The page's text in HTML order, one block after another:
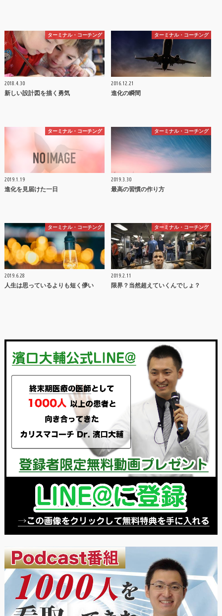
ターミナル・コーチング
2018.4.30
新しい設計図を描く勇気
ターミナル・コーチング
2016.12.21
進化の瞬間
ターミナル・コーチング
2019.1.19
進化を見届けた一日
ターミナル・コーチング
2019.3.30
最高の習慣の作り方
ターミナル・コーチング
2019.6.28
人生は思っているよりも短く儚い
ターミナル・コーチング
2019.2.11
限界？当然超えていくんでしょ？